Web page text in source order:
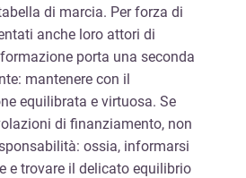
di marcia. Per forza di
anche loro attori di
porta una seconda
mantenere con il
equilibrata e virtuosa. Se
di finanziamento, non
ossia, informarsi
e trovare il delicato equilibrio